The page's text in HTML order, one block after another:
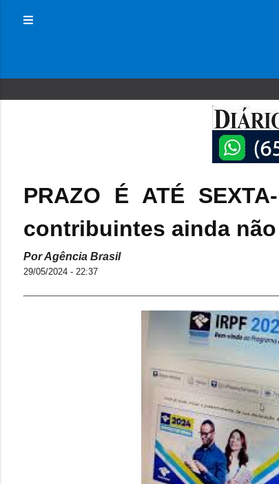
PRAZO É ATÉ
contribuintes ainda
Por Agência Brasil
29/05/2024 - 22:37